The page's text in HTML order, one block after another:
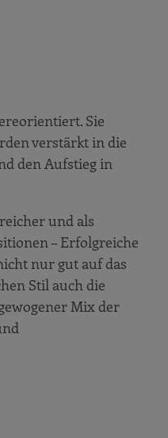
Sie
verstärkt in die
den Aufstieg in
und als
– Erfolgreiche
nur gut auf das
Stil auch die
Mix der